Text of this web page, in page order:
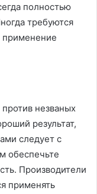
полностью
требуются
применение
незваных
результат,
следует с
обеспечьте
Производители
применять